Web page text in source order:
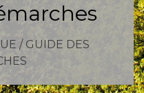
/ GUIDE DES